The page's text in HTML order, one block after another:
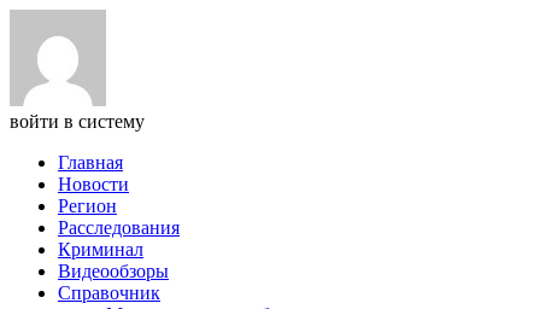
войти в систему
Главная
Новости
Регион
Расследования
Криминал
Видеообзоры
Справочник